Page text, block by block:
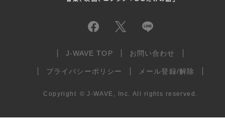
J-WAVE TOP お問い合わせ
プライバシーポリシー メール登録/解除
Copyright © J-WAVE, Inc. All rights reserved.